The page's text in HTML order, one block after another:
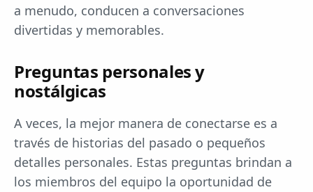
a menudo, conducen a conversaciones
divertidas y memorables.
Preguntas personales y
nostálgicas
A veces, la mejor manera de conectarse es a
través de historias del pasado o pequeños
detalles personales. Estas preguntas brindan a
los miembros del equipo la oportunidad de